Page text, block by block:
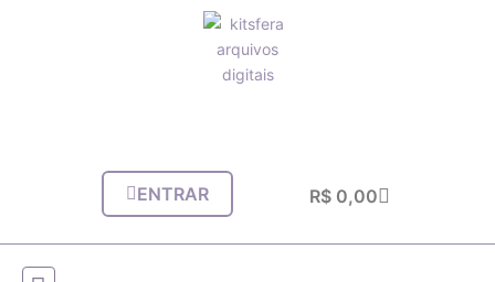
ENTRAR R$ 0,00Carrinho